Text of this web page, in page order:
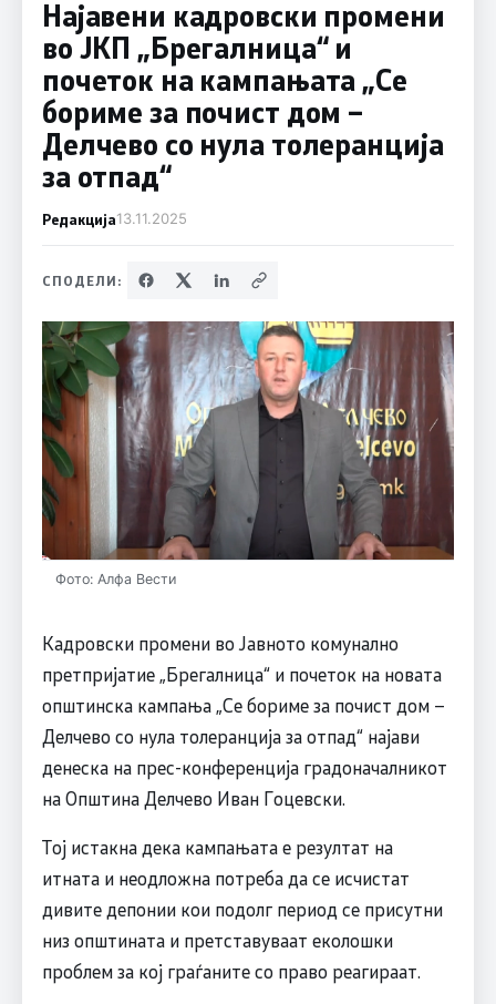
Најавени кадровски промени
во ЈКП „Брегалница“ и
почеток на кампањата „Се
бориме за почист дом –
Делчево со нула толеранција
за отпад“
Редакција13.11.2025
СПОДЕЛИ:
Фото: Алфа Вести
Кадровски промени во Јавното комунално
претпријатие „Брегалница“ и почеток на новата
општинска кампања „Се бориме за почист дом –
Делчево со нула толеранција за отпад“ најави
денеска на прес-конференција градоначалникот
на Општина Делчево Иван Гоцевски.
Тој истакна дека кампањата е резултат на
итната и неодложна потреба да се исчистат
дивите депонии кои подолг период се присутни
низ општината и претставуваат еколошки
проблем за кој граѓаните со право реагираат.